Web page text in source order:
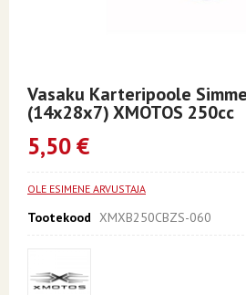
beginning
gallery
Vasaku Karteripoole
(14x28x7) XMOTOS 250cc
5,50 €
OLE ESIMENE ARVUSTAJA
Tootekood XMXB250CBZS-060